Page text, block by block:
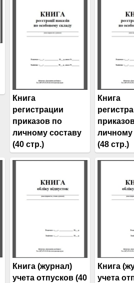
Книга
регистрации
приказов по
личному составу
(40 стр.)
Книга
личному
(48 стр.)
Книга (журнал)
учета отпусков (40
Книга
учета